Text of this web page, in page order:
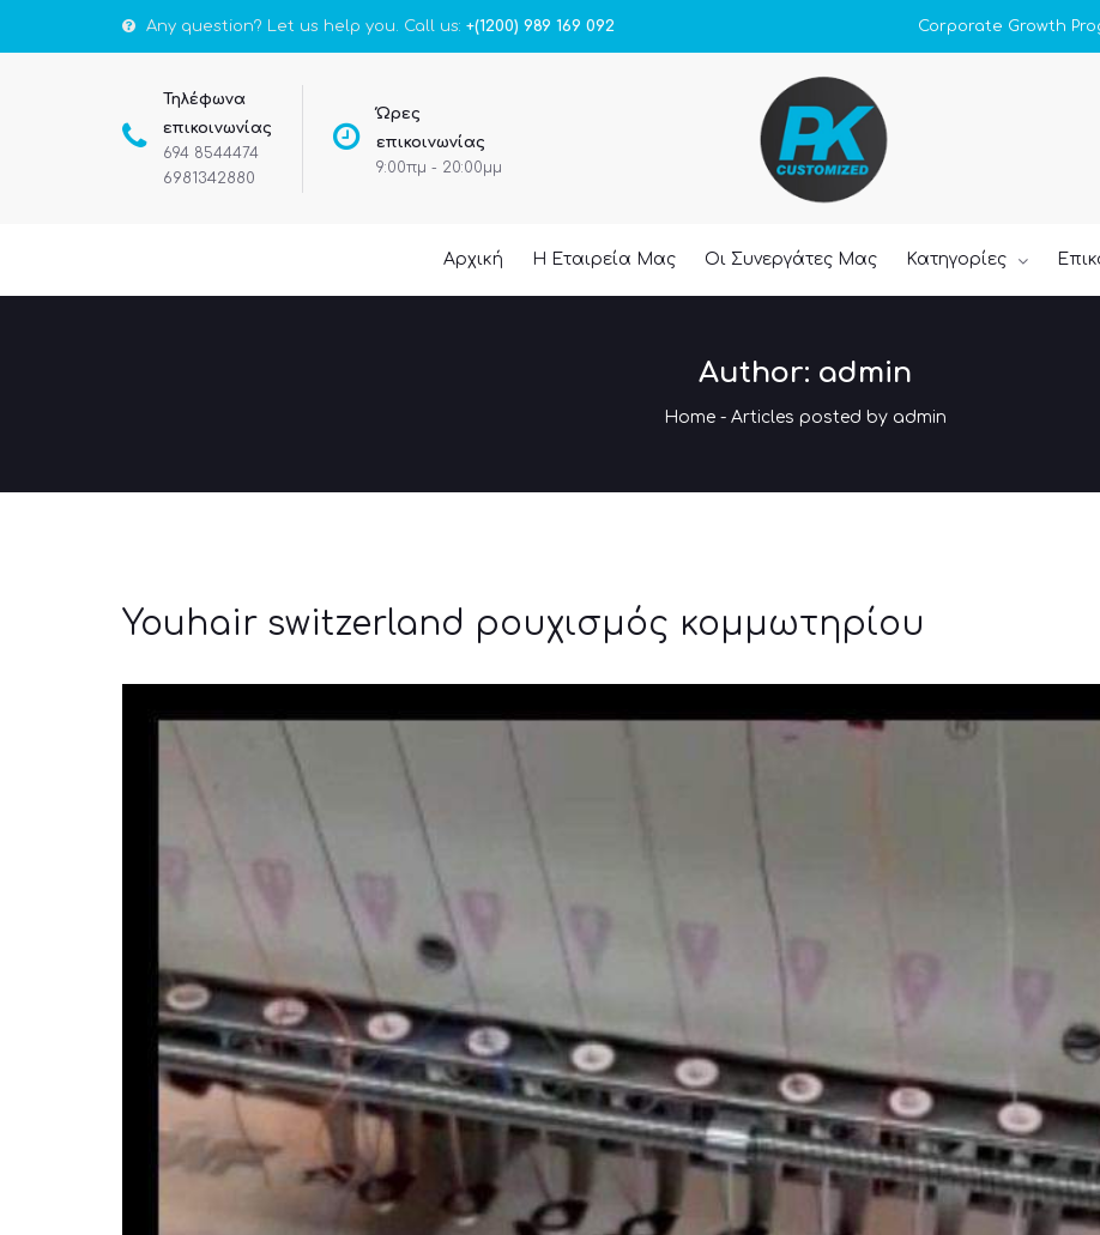
Any question? Let us help you. Call us: +(1200) 989 169 092 Corporate Growth
Τηλέφωνα
επικοινωνίας
694 8544474
6981342880
Ώρες
επικοινωνίας
9:00πμ - 20:00μμ
Αρχική Η Εταιρεία Μας Οι Συνεργάτες Μας Κατηγορίες
Author: admin
Home - Articles posted by admin
Youhair switzerland ρουχισμός κομμωτηρίου